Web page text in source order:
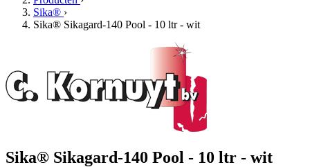
Sika® ›
Sika® Sikagard-140 Pool - 10 ltr - wit
Sika® Sikagard-140 Pool - 10 ltr - wit